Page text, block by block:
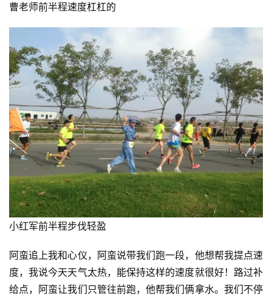
比
赛
察
装
备
训
练
曹老师前半程速度杠杠的
小红军前半程步伐轻盈
阿蛮追上我和心仪，阿蛮说带我们跑一段，他想帮我提点速
度，我说今天天气太热，能保持这样的速度就很好！路过补
给点，阿蛮让我们只管往前跑，他帮我们俩拿水。我们不停